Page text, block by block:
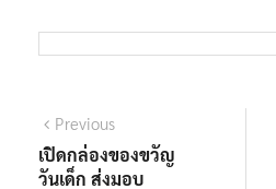
Previous
เปิดกล่องของขวัญ
วันเด็ก ส่งมอบ